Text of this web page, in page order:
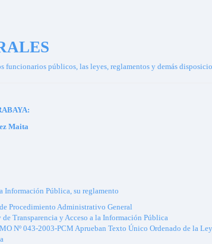
funcionarios públicos, las leyes, reglamentos y demás
Maita
Información Pública, su reglamento
Procedimiento Administrativo General
Transparencia y Acceso a la Información Pública
Nº 043-2003-PCM Aprueban Texto Único Ordenado de la